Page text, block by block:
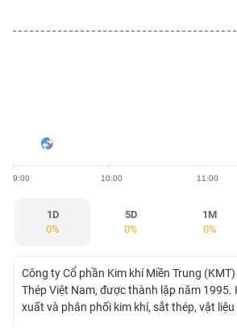
9:00 10:00 11:00
1D
0%
5D
0%
1M
0%
Công ty Cổ phần Kim khí Miền Trung
Thép Việt Nam, được thành lập năm
xuất và phân phối kim khí, sắt thép, vật
GIỚI